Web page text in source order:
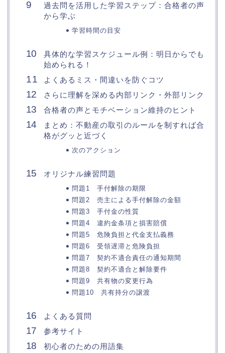
過去問を活用した学習ステップ：合格者の声
から学ぶ
学習時間の目安
具体的な学習スケジュール例：明日からでも
始められる！
よくあるミス・間違いを防ぐコツ
さらに理解を深める内部リンク・外部リンク
合格者の声とモチベーション維持のヒント
まとめ：不動産の取引のルールを制すれば合
格がグッと近づく
次のアクション
オリジナル練習問題
問題1 手付解除の期限
問題2 売主による手付解除の金額
問題3 手付金の性質
問題4 違約金条項と損害賠償
問題5 危険負担と代金支払義務
問題6 受領遅滞と危険負担
問題7 契約不適合責任の通知期間
問題8 契約不適合と解除要件
問題9 共有物の変更行為
問題10 共有持分の譲渡
よくある質問
参考サイト
初心者のための用語集